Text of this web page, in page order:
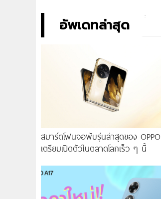
อัพเดทล่าสุด
สมาร์ตโฟนจอพับรุ่นล่าสุดของ OPPO
เตรียมเปิดตัวในตลาดโลกเร็ว ๆ นี้